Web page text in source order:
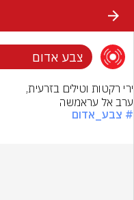
צבע אדום
ערב אל עראמשה
# צבע_אדום